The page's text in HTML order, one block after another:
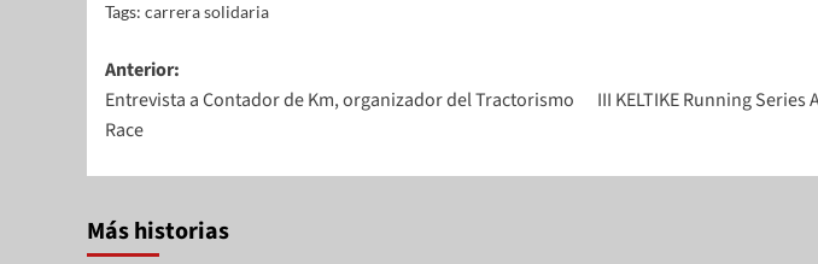
Tags: carrera solidaria
Anterior:
Entrevista a Contador de Km, organizador del Tractorismo
Race
III KELTIKE Running
Más historias